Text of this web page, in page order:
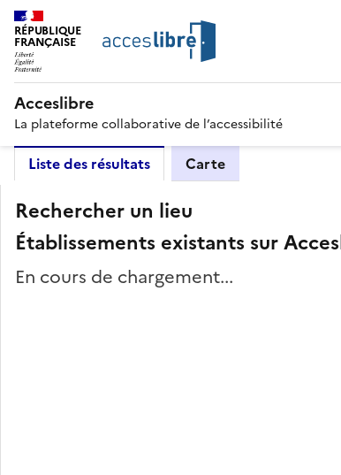
RÉPUBLIQUE
FRANÇAISE
Acceslibre
La plateforme collaborative de l’accessibilité
Liste des résultats Carte
Rechercher un lieu
Établissements existants sur
En cours de chargement...